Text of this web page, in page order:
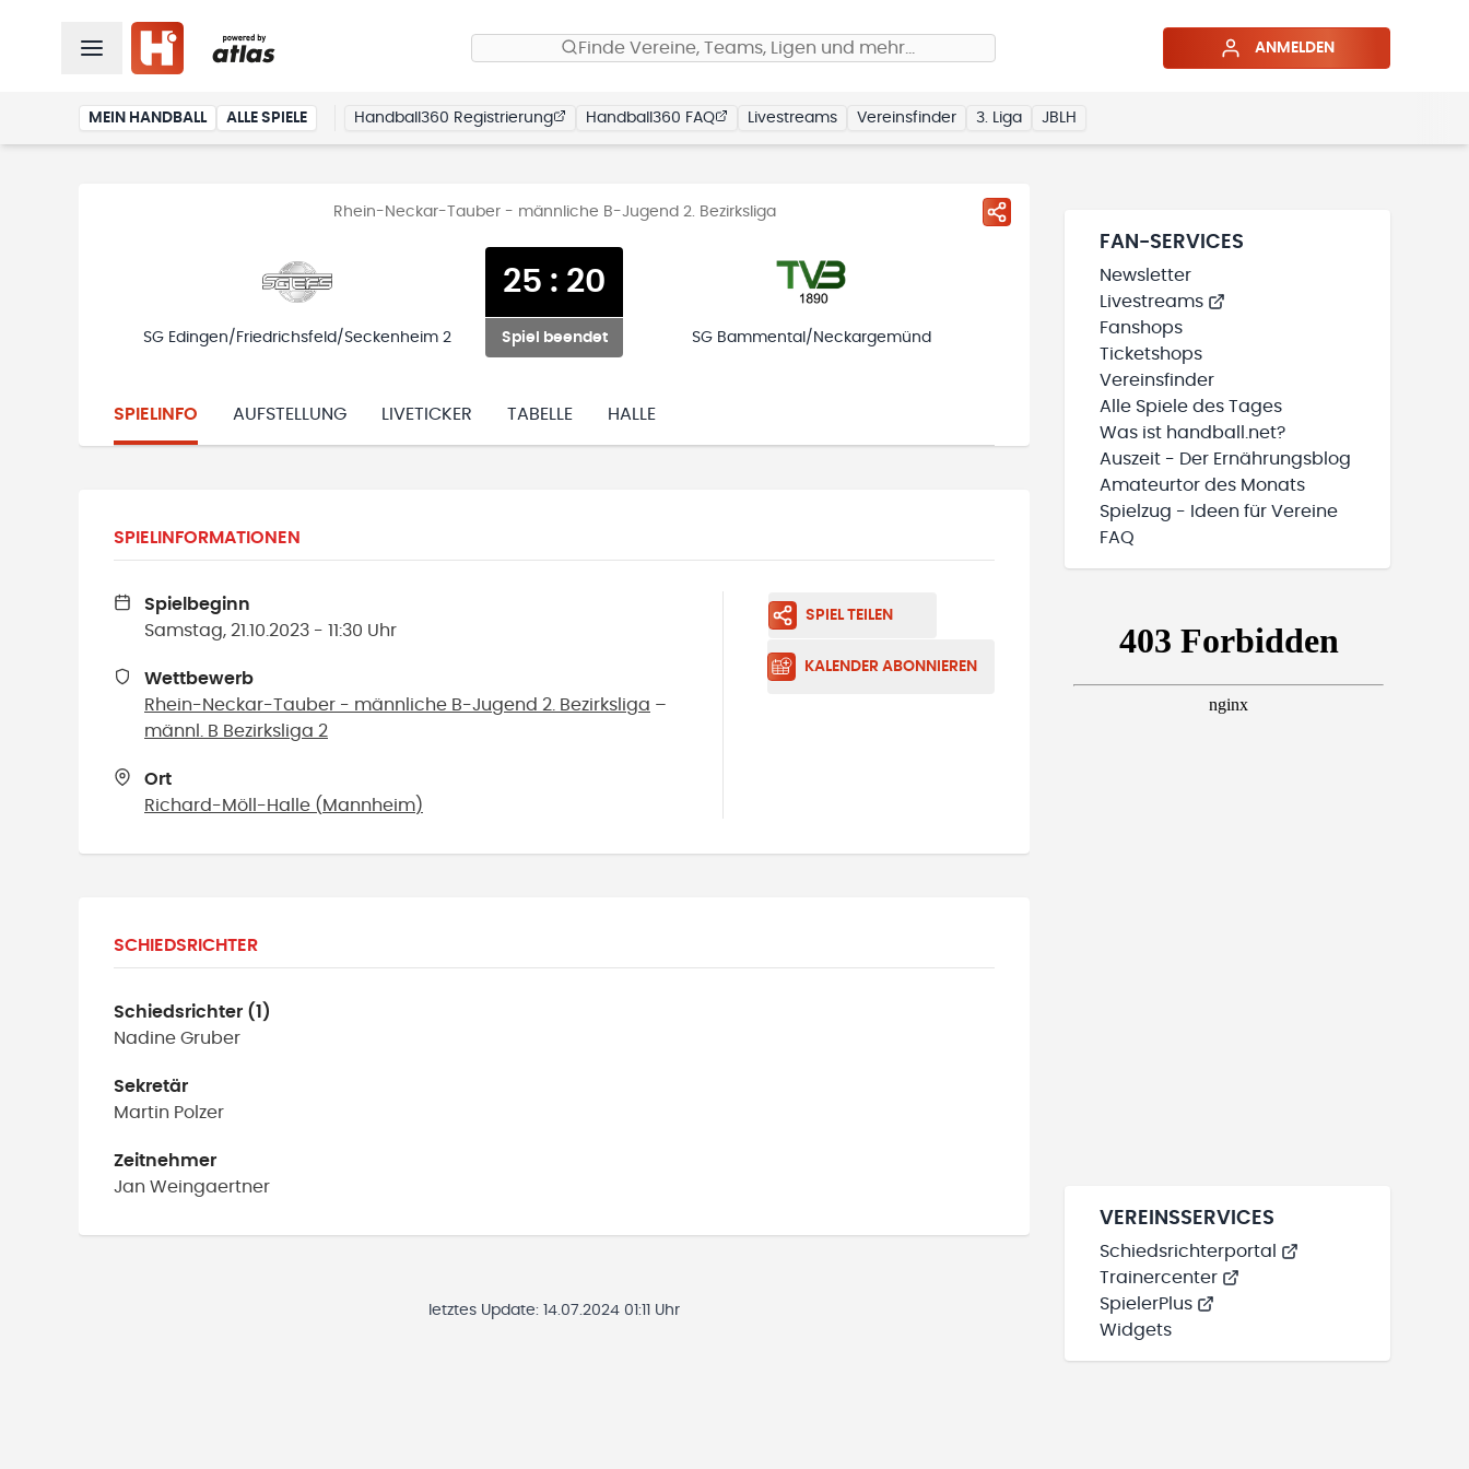
Finde Vereine, Teams, Ligen und mehr… ANMELDEN
MEIN HANDBALL ALLE SPIELE Handball360 Registrierung Handball360 FAQ Livestreams Vereinsfinder 3. Liga JBLH
Rhein-Neckar-Tauber - männliche B-Jugend 2. Bezirksliga
SG Edingen/Friedrichsfeld/Seckenheim 2
25 : 20
Spiel beendet SG Bammental/Neckargemünd
SPIELINFO AUFSTELLUNG LIVETICKER TABELLE HALLE
SPIELINFORMATIONEN
Spielbeginn
Samstag, 21.10.2023 - 11:30 Uhr
Wettbewerb
Rhein-Neckar-Tauber - männliche B-Jugend 2. Bezirksliga –
männl. B Bezirksliga 2
Ort
Richard-Möll-Halle ( Mannheim)
SPIEL TEILEN
KALENDER ABONNIEREN
SCHIEDSRICHTER
Schiedsrichter (1)
Nadine Gruber
Sekretär
Martin Polzer
Zeitnehmer
Jan Weingaertner
letztes Update: 14.07.2024 01:11 Uhr
FAN-SERVICES
Newsletter
Livestreams
Fanshops
Ticketshops
Vereinsfinder
Alle Spiele des Tages
Was ist handball.net?
Auszeit - Der Ernährungsblog
Amateurtor des Monats
Spielzug - Ideen für Vereine
FAQ
VEREINSSERVICES
Schiedsrichterportal
Trainercenter
SpielerPlus
Widgets